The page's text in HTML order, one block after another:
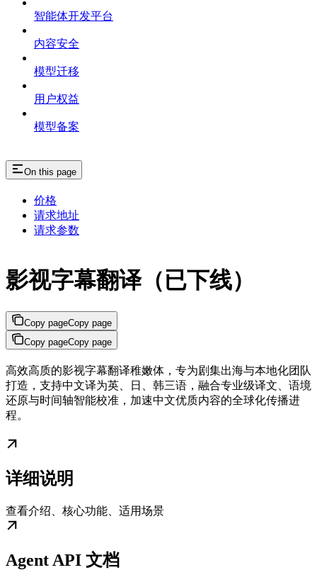
智能体开发平台
内容安全
模型迁移
用户权益
模型备案
On this page
价格
请求地址
请求参数
影视字幕翻译（已下线）
Copy pageCopy page
Copy pageCopy page
高效高质的影视字幕翻译稚嫩体，专为剧集出海与本地化团队
打造，支持中文译为英、日、韩三语，融合专业级译文、语境
还原与时间轴智能校准，加速中文优质内容的全球化传播进
程。
详细说明
查看介绍、核心功能、适用场景
Agent API 文档